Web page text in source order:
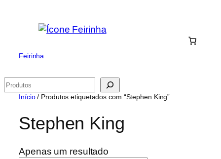
Feirinha
Pesquisar
Início/ Produtos etiquetados com “Stephen King”
Stephen King
Apenas um resultado